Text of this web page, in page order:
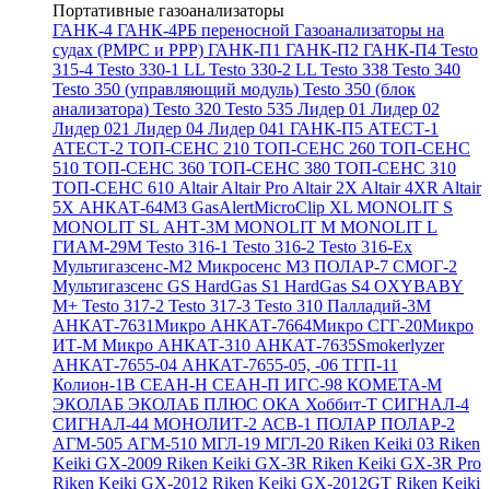
Портативные газоанализаторы
ГАНК-4 ГАНК-4РБ переносной Газоанализаторы на
судах (РМРС и РРР) ГАНК-П1 ГАНК-П2 ГАНК-П4 Testo
315-4 Testo 330-1 LL Testo 330-2 LL Testo 338 Testo 340
Testo 350 (управляющий модуль) Testo 350 (блок
анализатора) Testo 320 Testo 535 Лидер 01 Лидер 02
Лидер 021 Лидер 04 Лидер 041 ГАНК-П5 АТЕСТ-1
АТЕСТ-2 ТОП-СЕНС 210 ТОП-СЕНС 260 ТОП-СЕНС
510 ТОП-СЕНС 360 ТОП-СЕНС 380 ТОП-СЕНС 310
ТОП-СЕНС 610 AltairAltair Pro Altair 2X Altair 4XR Altair
5X АНКАТ-64М3 GasAlertMicroClip XL MONOLIT S
MONOLIT SL АНТ-3М MONOLIT M MONOLIT L
ГИАМ-29М Testo 316-1 Testo 316-2 Testo 316-Ex
Мультигазсенс-М2 Микросенс М3 ПОЛАР-7 СМОГ-2
Мультигазсенс GS HardGas S1 HardGas S4 OXYBABY
M+ Testo 317-2 Testo 317-3 Testo 310 Палладий-3М
АНКАТ-7631Микро АНКАТ-7664Микро СГГ-20Микро
ИТ-М Микро АНКАТ-310 АНКАТ-7635Smokerlyzer
АНКАТ-7655-04 АНКАТ-7655-05, -06 ТГП-11
Колион-1В СЕАН-Н СЕАН-П ИГС-98 КОМЕТА-М
ЭКОЛАБ ЭКОЛАБ ПЛЮС ОКА Хоббит-Т СИГНАЛ-4
СИГНАЛ-44 МОНОЛИТ-2 АСВ-1 ПОЛАР ПОЛАР-2
АГМ-505 АГМ-510 МГЛ-19 МГЛ-20 Riken Keiki 03 Riken
Keiki GX-2009 Riken Keiki GX-3R Riken Keiki GX-3R Pro
Riken Keiki GX-2012 Riken Keiki GX-2012GT Riken Keiki